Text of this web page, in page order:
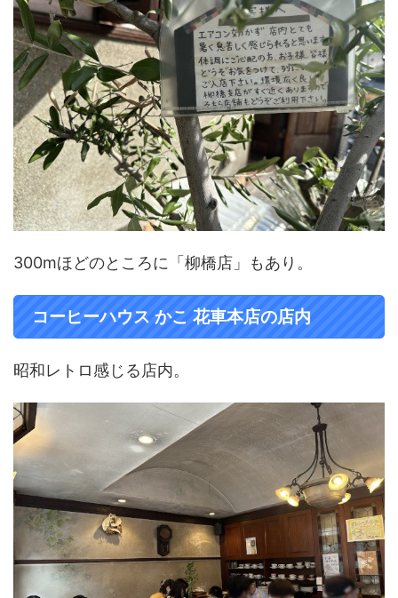
300mほどのところに「柳橋店」もあり。
コーヒーハウス かこ 花車本店の店内
昭和レトロ感じる店内。